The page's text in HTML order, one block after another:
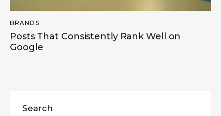
BRANDS
Posts That Consistently Rank Well on
Google
Search